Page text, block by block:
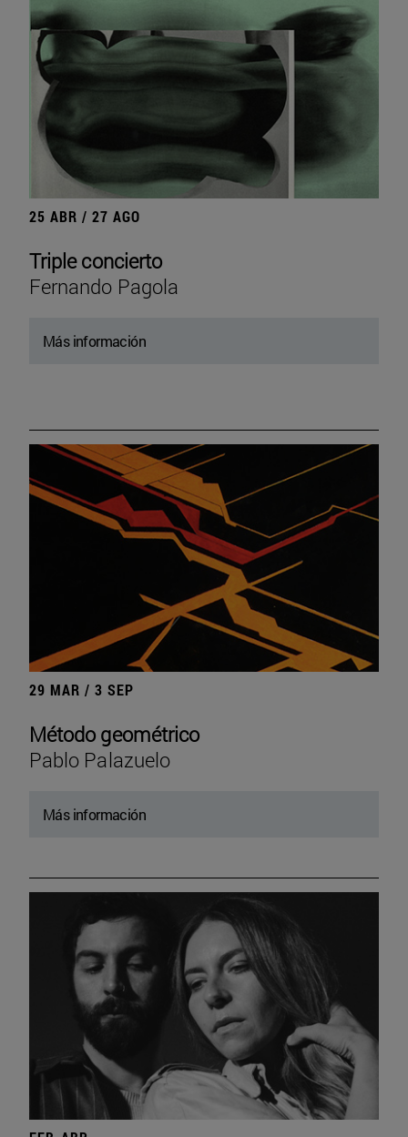
25 ABR / 27 AGO
Triple concierto
Fernando Pagola
Más información
29 MAR / 3 SEP
Método geométrico
Pablo Palazuelo
Más información